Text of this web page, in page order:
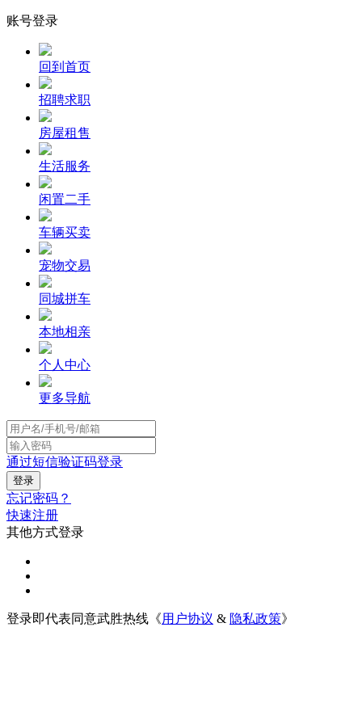
账号登录
回到首页
招聘求职
房屋租售
生活服务
闲置二手
车辆买卖
宠物交易
同城拼车
本地相亲
个人中心
更多导航
通过短信验证码登录
忘记密码？
快速注册
其他方式登录
登录即代表同意武胜热线《用户协议 & 隐私政策》